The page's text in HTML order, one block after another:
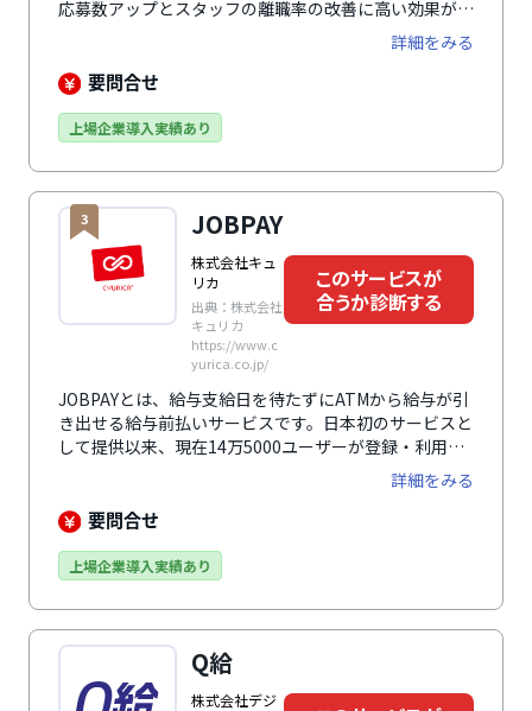
応募数アップとスタッフの離職率の改善に高い効果が期
待できます。プランは「立替プラン」「クレジットカー
ドプラン」「デポジットプラン」の3つ。セブン銀行口
座を使用する「デポジットプラン」であれば365日24時
ステムや給与計算システムなどと連携することで、導入
ンツーマンによる充実したフォロー体制で導入をサポー
トします。
詳細をみる
要問合せ
上場企業導入実績あり
3 JOBPAY
株式会社キュ
リカ
出典：株式会社
キュリカ
https://www.c
yurica.co.jp/
このサービスが
合うか診断する
JOBPAYとは、給与支給日を待たずにATMから給与が引
き出せる給与前払いサービスです。日本初のサービスと
して提供以来、現在14万5000ユーザーが登録・利用し
ています。全国10万台以上あるATMから365日24時間、
給与を受け渡せる特許を取得しており、給与支払いの原
則を遵守したクリアなサービスとして、多数の上場企業
ことで前払い可能な給料額を自動算出するほか、独自の
インで完結。本人確認手続きの工数を削減するだけでな
く、従業員の利便性アップも実現しています。
詳細をみる
要問合せ
上場企業導入実績あり
Q給
株式会社デジ